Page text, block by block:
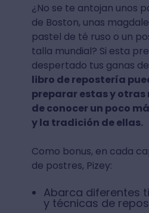
¿No se te antojan unos
de Boston, unas
pastel de té ruso o un
talla mundial? Si esta
despertado tus ganas
libro de repostería
preparar estas y
de conocer un poco
y la tradición de ellas.
Como bonus, en cada
de postres, Pizey:
Abarca diferentes
y técnicas de